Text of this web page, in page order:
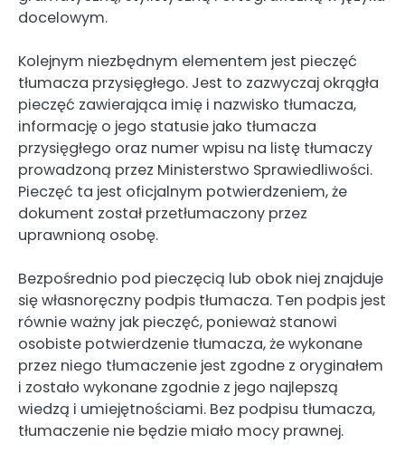
docelowym.
Kolejnym niezbędnym elementem jest pieczęć
tłumacza przysięgłego. Jest to zazwyczaj okrągła
pieczęć zawierająca imię i nazwisko tłumacza,
informację o jego statusie jako tłumacza
przysięgłego oraz numer wpisu na listę tłumaczy
prowadzoną przez Ministerstwo Sprawiedliwości.
Pieczęć ta jest oficjalnym potwierdzeniem, że
dokument został przetłumaczony przez
uprawnioną osobę.
Bezpośrednio pod pieczęcią lub obok niej znajduje
się własnoręczny podpis tłumacza. Ten podpis jest
równie ważny jak pieczęć, ponieważ stanowi
osobiste potwierdzenie tłumacza, że wykonane
przez niego tłumaczenie jest zgodne z oryginałem
i zostało wykonane zgodnie z jego najlepszą
wiedzą i umiejętnościami. Bez podpisu tłumacza,
tłumaczenie nie będzie miało mocy prawnej.